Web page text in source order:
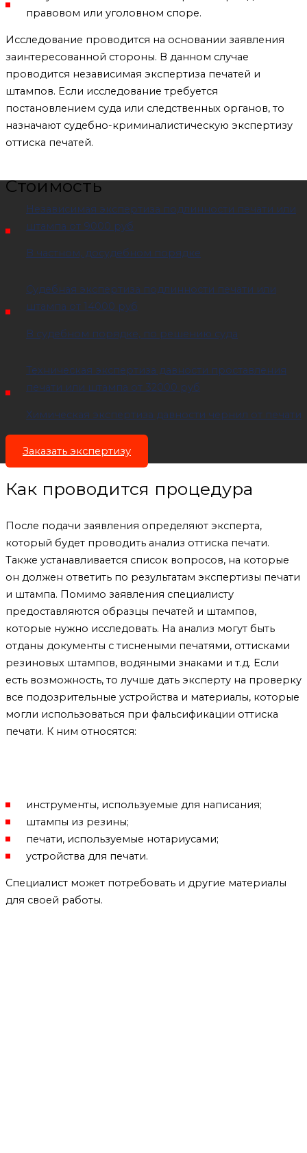
правовом или уголовном споре.
Исследование проводится на основании заявления
заинтересованной стороны. В данном случае
проводится независимая экспертиза печатей и
штампов. Если исследование требуется
постановлением суда или следственных органов, то
назначают судебно-криминалистическую экспертизу
оттиска печатей.
Стоимость
Независимая экспертиза подлинности печати или
штампа от 9000 руб
В частном, досудебном порядке
Судебная экспертиза подлинности печати или
штампа от 14000 руб
В судебном порядке, по решению суда
Техническая экспертиза давности проставления
печати или штампа от 32000 руб
Химическая экспертиза давности чернил от печати
Заказать экспертизу
Как проводится процедура
После подачи заявления определяют эксперта,
который будет проводить анализ оттиска печати.
Также устанавливается список вопросов, на которые
он должен ответить по результатам экспертизы печати
и штампа. Помимо заявления специалисту
предоставляются образцы печатей и штампов,
которые нужно исследовать. На анализ могут быть
отданы документы с тиснеными печатями, оттисками
резиновых штампов, водяными знаками и т.д. Если
есть возможность, то лучше дать эксперту на проверку
все подозрительные устройства и материалы, которые
могли использоваться при фальсификации оттиска
печати. К ним относятся:
инструменты, используемые для написания;
штампы из резины;
печати, используемые нотариусами;
устройства для печати.
Специалист может потребовать и другие материалы
для своей работы.